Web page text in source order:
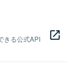
きる公式API